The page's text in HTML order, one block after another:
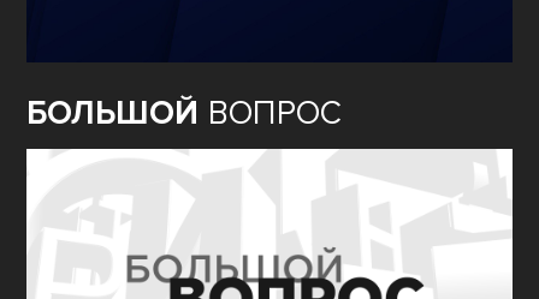
БОЛЬШОЙ ВОПРОС